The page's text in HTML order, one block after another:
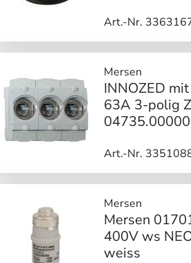
Art.-Nr.
Mersen
INNOZED
63A 3-polig
Art.-Nr.
Mersen
Mersen
400V ws
weiss